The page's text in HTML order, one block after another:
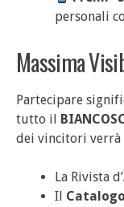
personali
Massima
Partecipare
tutto il
dei vincitori verrà
La Rivista
Il Catalogo